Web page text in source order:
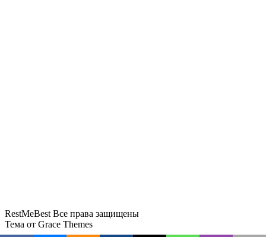
RestMeBest Все права защищены
Тема от Grace Themes